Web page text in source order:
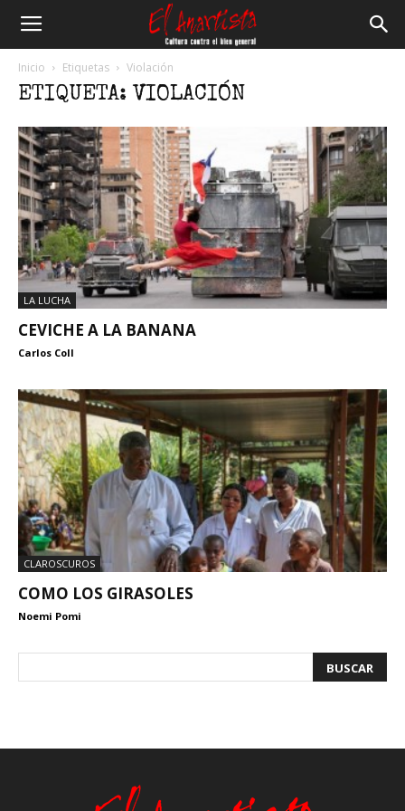
Inicio Etiquetas Violación
ETIQUETA: VIOLACIÓN
LA LUCHA
CEVICHE A LA BANANA
Carlos Coll
CLAROSCUROS
COMO LOS GIRASOLES
Noemi Pomi